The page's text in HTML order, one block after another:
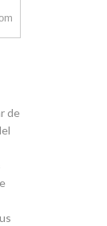
de